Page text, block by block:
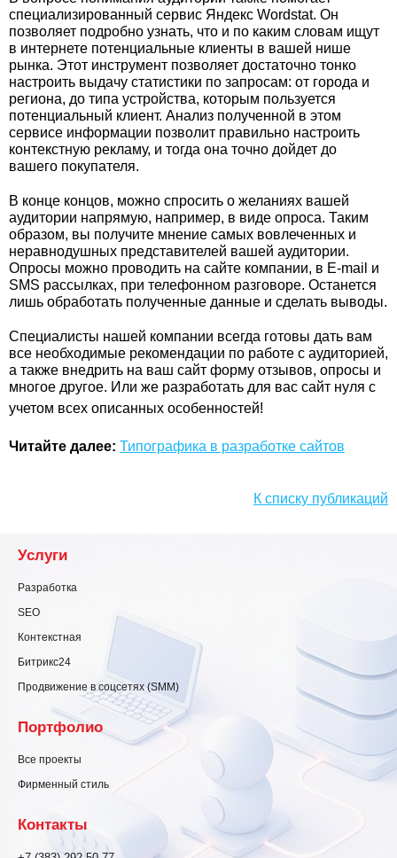
специализированный сервис Яндекс Wordstat. Он
позволяет подробно узнать, что и по каким словам ищут
в интернете потенциальные клиенты в вашей нише
рынка. Этот инструмент позволяет достаточно тонко
настроить выдачу статистики по запросам: от города и
региона, до типа устройства, которым пользуется
потенциальный клиент. Анализ полученной в этом
сервисе информации позволит правильно настроить
контекстную рекламу, и тогда она точно дойдет до
вашего покупателя.
В конце концов, можно спросить о желаниях вашей
аудитории напрямую, например, в виде опроса. Таким
образом, вы получите мнение самых вовлеченных и
неравнодушных представителей вашей аудитории.
Опросы можно проводить на сайте компании, в E-mail и
SMS рассылках, при телефонном разговоре. Останется
лишь обработать полученные данные и сделать выводы.
Специалисты нашей компании всегда готовы дать вам
все необходимые рекомендации по работе с аудиторией,
а также внедрить на ваш сайт форму отзывов, опросы и
многое другое. Или же разработать для вас сайт нуля с
учетом всех описанных особенностей!
Читайте далее: Типографика в разработке сайтов
К списку публикаций
Услуги
Разработка
SEO
Контекстная
Битрикс24
Продвижение в соцсетях (SMM)
Портфолио
Все проекты
Фирменный стиль
Контакты